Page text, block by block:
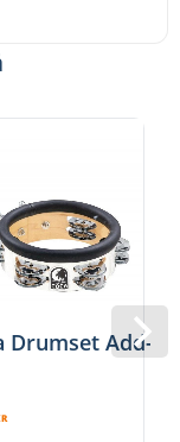
Drumset Add-